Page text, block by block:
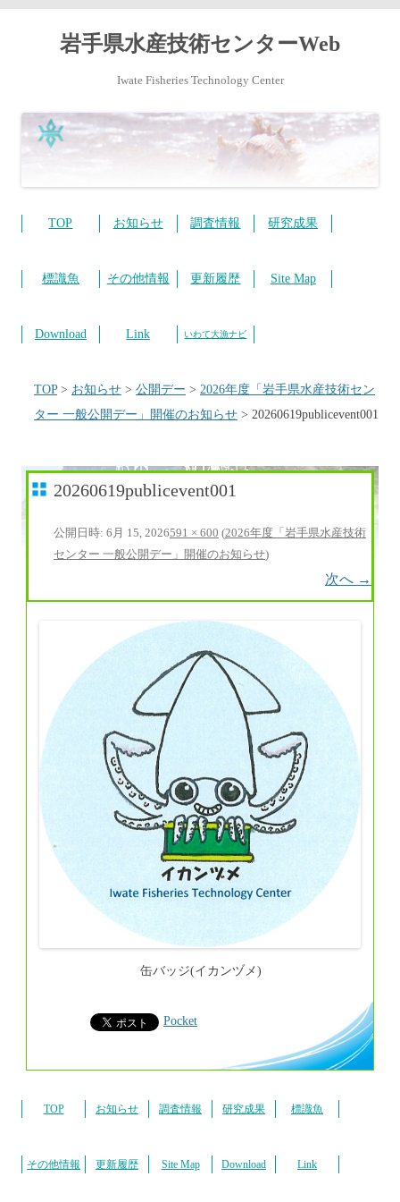
岩手県水産技術センターWeb
Iwate Fisheries Technology Center
テ
ン
ス
キ
TOP お知らせ 調査情報 研究成果
標識魚 その他情報 更新履歴 Site Map
Download Link いわて大漁ナビ
TOP> お知らせ > 公開デー > 2026年度「岩手県水産技術セン
ター 一般公開デー」開催のお知らせ > 20260619publicevent001
20260619publicevent001
公開日時: 6月 15, 2026591 × 600 (2026年度「岩手県水産技術
センター 一般公開デー」開催のお知らせ)
次へ →
缶バッジ(イカンヅメ)
Pocket
TOP お知らせ 調査情報 研究成果 標識魚
その他情報 更新履歴 Site Map Download Link